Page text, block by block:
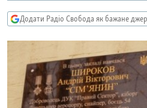
Перейти
до
КУЛЬТУРА
УКРАЇНА
СВІТ
КРИМ.РЕАЛІЇ
СХЕМИ
КИТАЙ.ВИКЛИКИ
Додати Радіо Свобода як бажане